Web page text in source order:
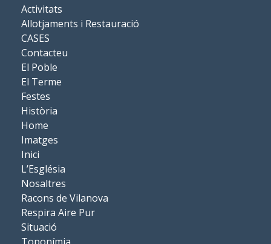
Activitats
Allotjaments i Restauració
CASES
Contacteu
El Poble
El Terme
Festes
Història
Home
Imatges
Inici
L’Església
Nosaltres
Racons de Vilanova
Respira Aire Pur
Situació